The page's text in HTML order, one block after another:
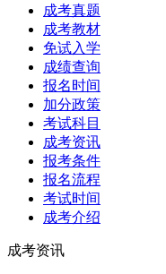
成考真题
成考教材
免试入学
成绩查询
报名时间
加分政策
考试科目
成考资讯
报考条件
报名流程
考试时间
成考介绍
成考资讯